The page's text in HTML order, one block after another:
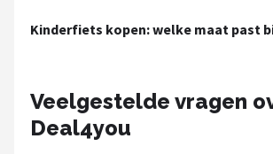
Kinderfiets kopen: welke maat past
Veelgestelde vragen
Deal4you